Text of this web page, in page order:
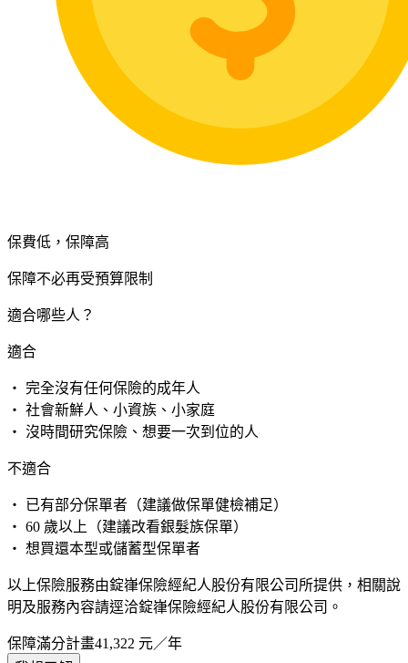
保費低，保障高
保障不必再受預算限制
適合哪些人？
適合
・ 完全沒有任何保險的成年人
・ 社會新鮮人、小資族、小家庭
・ 沒時間研究保險、想要一次到位的人
不適合
・ 已有部分保單者（建議做保單健檢補足）
・ 60 歲以上（建議改看銀髮族保單）
・ 想買還本型或儲蓄型保單者
以上保險服務由錠嵂保險經紀人股份有限公司所提供，相關說
明及服務內容請逕洽錠嵂保險經紀人股份有限公司。
保障滿分計畫41,322 元／年